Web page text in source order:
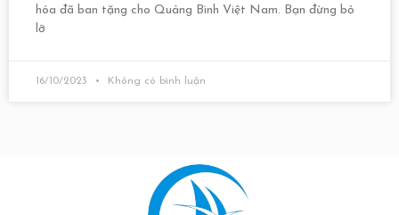
hóa đã ban tặng cho Quảng Bình Việt Nam. Bạn đừng bỏ
lỡ
16/10/2023 Không có bình luận